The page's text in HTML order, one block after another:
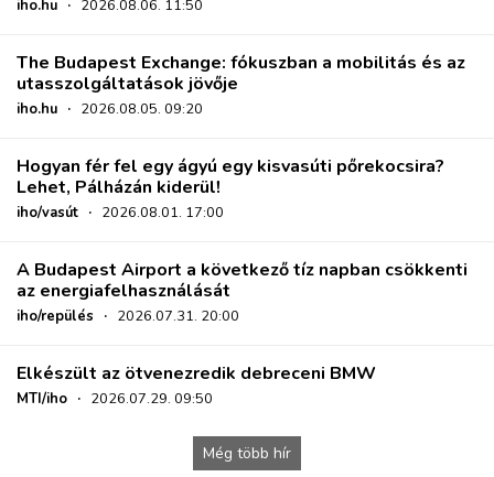
iho.hu · 2026.08.06. 11:50
The Budapest Exchange: fókuszban a mobilitás és az
utasszolgáltatások jövője
iho.hu · 2026.08.05. 09:20
Hogyan fér fel egy ágyú egy kisvasúti pőrekocsira?
Lehet, Pálházán kiderül!
iho/vasút · 2026.08.01. 17:00
A Budapest Airport a következő tíz napban csökkenti
az energiafelhasználását
iho/repülés · 2026.07.31. 20:00
Elkészült az ötvenezredik debreceni BMW
MTI/iho · 2026.07.29. 09:50
Még több hír